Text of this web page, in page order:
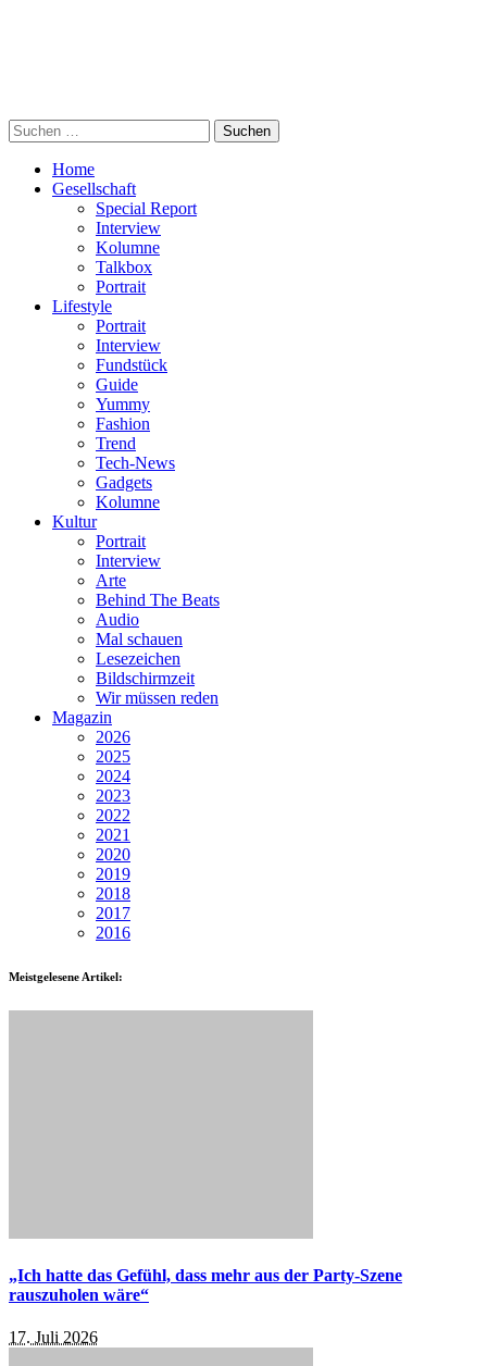
Suchen
nach:
Home
Gesellschaft
Special Report
Interview
Kolumne
Talkbox
Portrait
Lifestyle
Portrait
Interview
Fundstück
Guide
Yummy
Fashion
Trend
Tech-News
Gadgets
Kolumne
Kultur
Portrait
Interview
Arte
Behind The Beats
Audio
Mal schauen
Lesezeichen
Bildschirmzeit
Wir müssen reden
Magazin
2026
2025
2024
2023
2022
2021
2020
2019
2018
2017
2016
Meistgelesene Artikel:
„Ich hatte das Gefühl, dass mehr aus der Party-Szene
rauszuholen wäre“
17. Juli 2026